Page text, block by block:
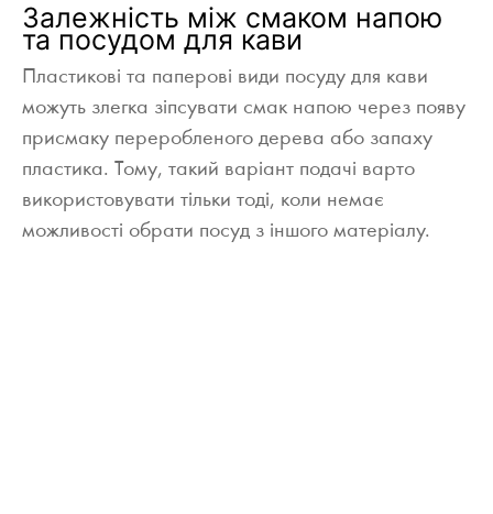
Залежність між смаком напою
та посудом для кави
Пластикові та паперові види посуду для кави
можуть злегка зіпсувати смак напою через появу
присмаку переробленого дерева або запаху
пластика. Тому, такий варіант подачі варто
використовувати тільки тоді, коли немає
можливості обрати посуд з іншого матеріалу.